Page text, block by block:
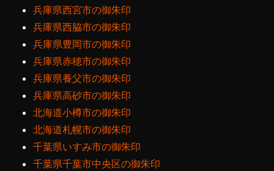
兵庫県西宮市の御朱印
兵庫県西脇市の御朱印
兵庫県豊岡市の御朱印
兵庫県赤穂市の御朱印
兵庫県養父市の御朱印
兵庫県高砂市の御朱印
北海道小樽市の御朱印
北海道札幌市の御朱印
千葉県いすみ市の御朱印
千葉県千葉市中央区の御朱印